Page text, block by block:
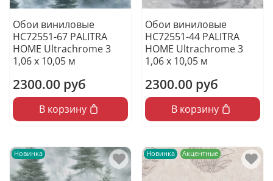
Обои виниловые
HC72551-67 PALITRA
HOME Ultrachrome 3
1,06 х 10,05 м
2300.00 руб
В корзину
Обои виниловые
HC72551-44 PALITRA
HOME Ultrachrome 3
1,06 х 10,05 м
2300.00 руб
В корзину
Новинка Новинка Акцентные